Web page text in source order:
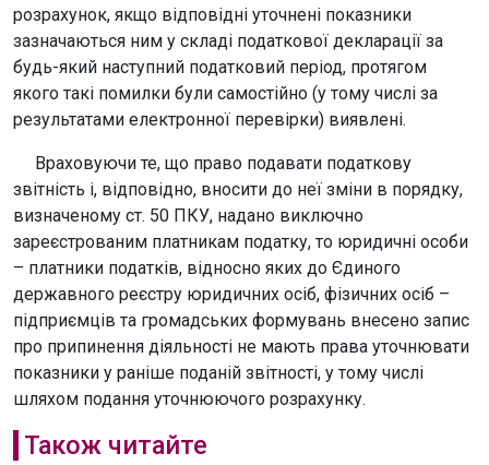
розрахунок, якщо відповідні уточнені показники
зазначаються ним у складі податкової декларації за
будь-який наступний податковий період, протягом
якого такі помилки були самостійно (у тому числі за
результатами електронної перевірки) виявлені.
Враховуючи те, що право подавати податкову
звітність і, відповідно, вносити до неї зміни в порядку,
визначеному ст. 50 ПКУ, надано виключно
зареєстрованим платникам податку, то юридичні особи
– платники податків, відносно яких до Єдиного
державного реєстру юридичних осіб, фізичних осіб –
підприємців та громадських формувань внесено запис
про припинення діяльності не мають права уточнювати
показники у раніше поданій звітності, у тому числі
шляхом подання уточнюючого розрахунку.
Також читайте